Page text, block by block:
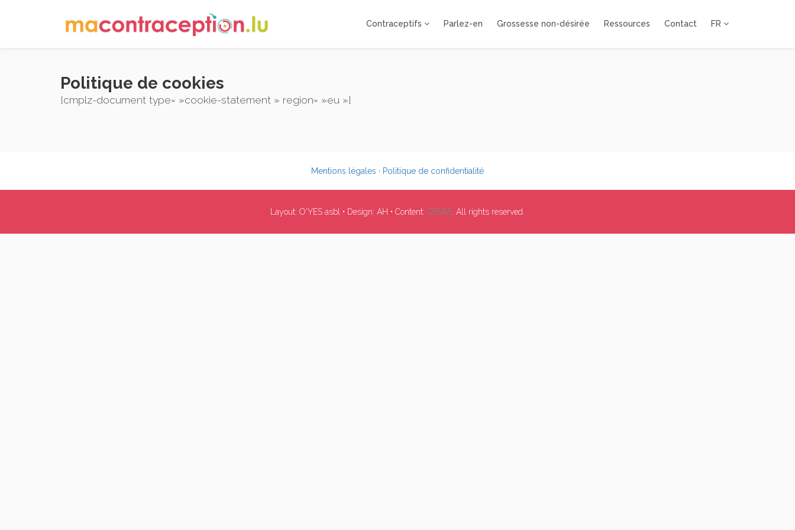
Contraceptifs Parlez-en Grossesse non-désirée Ressources Contact FR
Politique de cookies
[cmplz-document type= »cookie-statement » region= »eu »]
Mentions légales · Politique de confidentialité
Layout: O'YES asbl • Design: AH • Content: CESAS . All rights reserved.